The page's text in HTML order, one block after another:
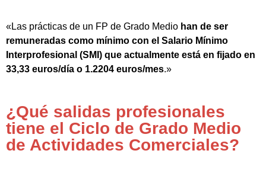
«Las prácticas de un FP de Grado Medio han de ser
remuneradas como mínimo con el Salario Mínimo
Interprofesional (SMI) que actualmente está en fijado en
33,33 euros/día o 1.2204 euros/mes.»
¿Qué salidas profesionales
tiene el Ciclo de Grado Medio
de Actividades Comerciales?